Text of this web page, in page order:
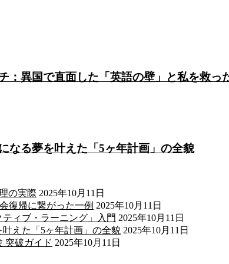
異国で直面した「英語の壁」と私を救っ
なる夢を叶えた「5ヶ年計画」の全貌
の実際 2025年10月11日
復帰に繋がった一例 2025年10月11日
ィブ・ラーニング」入門 2025年10月11日
えた「5ヶ年計画」の全貌 2025年10月11日
突破ガイド 2025年10月11日